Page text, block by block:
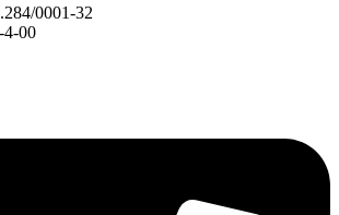
0001-32
00